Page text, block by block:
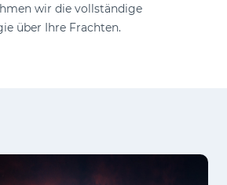
wir die vollständige
über Ihre Frachten.